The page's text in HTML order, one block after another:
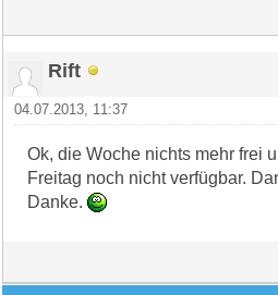
Rift
04.07.2013, 11:37
Ok, die Woche nichts mehr frei
Freitag noch nicht verfügbar.
Danke.